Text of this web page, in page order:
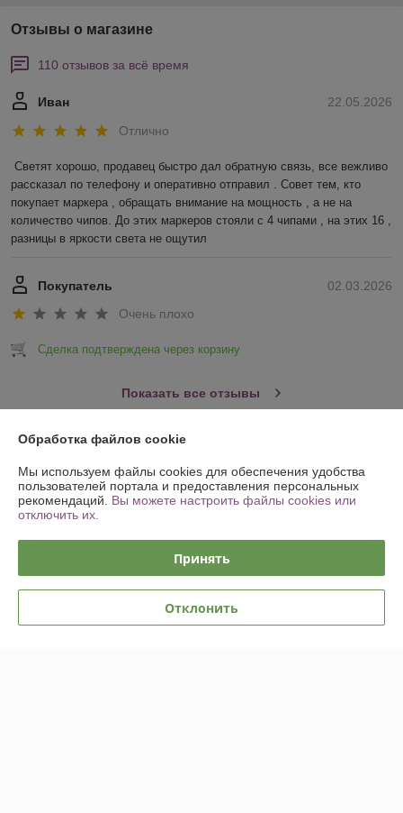
Отзывы о магазине
110 отзывов за всё время
22.05.2026
Иван
Отлично
Светят хорошо, продавец быстро дал обратную связь, все вежливо
рассказал по телефону и оперативно отправил . Совет тем, кто
покупает маркера , обращать внимание на мощность , а не на
количество чипов. До этих маркеров стояли с 4 чипами , на этих 16 ,
разницы в яркости света не ощутил
02.03.2026
Покупатель
Очень плохо
Сделка подтверждена через корзину
Показать все отзывы
Контакты
Доставка и оплата
Полная версия сайта
Обработка файлов cookie
Мы используем файлы cookies для обеспечения удобства
пользователей портала и предоставления персональных
рекомендаций. Вы можете настроить файлы cookies или
отключить их.
Принять
Отклонить